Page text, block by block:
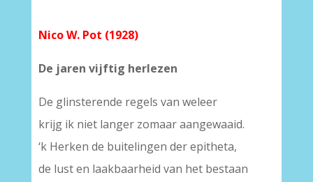
Nico W. Pot (1928)
De jaren vijftig herlezen
De glinsterende regels van weleer
krijg ik niet langer zomaar aangewaaid.
‘k Herken de buitelingen der epitheta,
de lust en laakbaarheid van het bestaan